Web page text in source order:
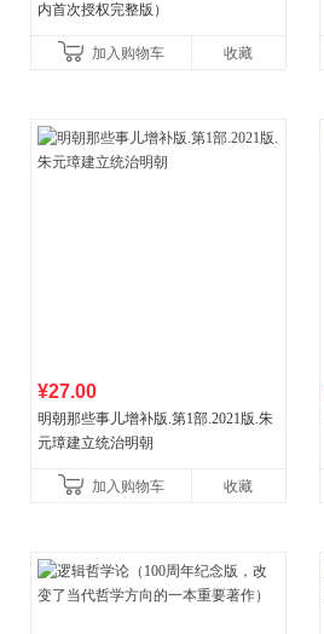
内首次授权完整版）
加入购物车 收藏
¥27.00
明朝那些事儿增补版.第1部.2021版.朱
元璋建立统治明朝
加入购物车 收藏